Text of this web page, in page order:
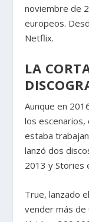
noviembre de
europeos.
Netflix.
LA
Aunque en
los escenarios,
estaba
lanzó dos
2013 y Stories
True, lanzado
vender más de